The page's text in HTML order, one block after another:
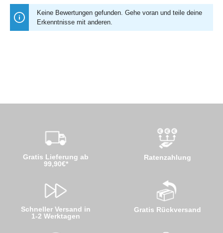
Keine Bewertungen gefunden. Gehe voran und teile deine
Erkenntnisse mit anderen.
Gratis Lieferung ab
99,90€*
Schneller Versand in
1-2 Werktagen
Ratenzahlung
Gratis Rückversand